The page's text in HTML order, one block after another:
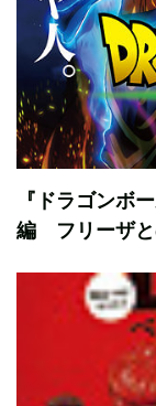
『ドラゴンボ
編 フリーザと